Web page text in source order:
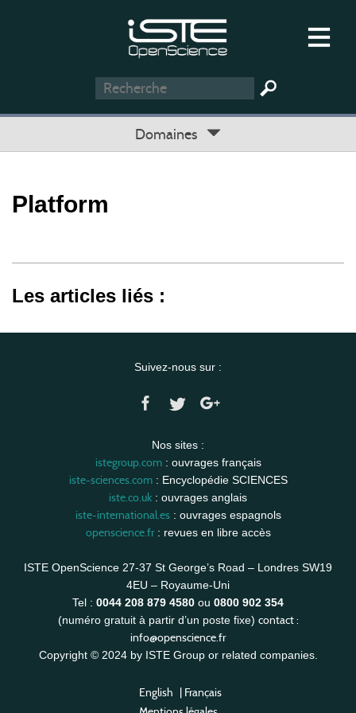
Domaines
Platform
Les articles liés :
Suivez-nous sur :
Nos sites :
istegroup.com: ouvrages français
iste-sciences.com: Encyclopédie SCIENCES
iste.co.uk : ouvrages anglais
iste-international.es: ouvrages espagnols
openscience.fr: revues en libre accès
ISTE OpenScience 27-37 St George’s Road – Londres SW19
4EU – Royaume-Uni
Tel : 0044 208 879 4580 ou 0800 902 354
(numéro gratuit à partir d’un poste fixe) contact :
info@openscience.fr
Copyright © 2024 by ISTE Group or related companies.
English | Français